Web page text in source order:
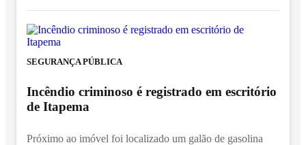
SEGURANÇA PÚBLICA
Incêndio criminoso é registrado em escritório
de Itapema
Próximo ao imóvel foi localizado um galão de gasolina